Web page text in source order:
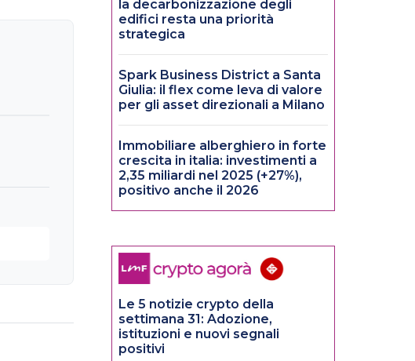
la decarbonizzazione degli
edifici resta una priorità
strategica
Spark Business District a Santa
Giulia: il flex come leva di valore
per gli asset direzionali a Milano
Immobiliare alberghiero in forte
crescita in italia: investimenti a
2,35 miliardi nel 2025 (+27%),
positivo anche il 2026
Le 5 notizie crypto della
settimana 31: Adozione,
istituzioni e nuovi segnali
positivi